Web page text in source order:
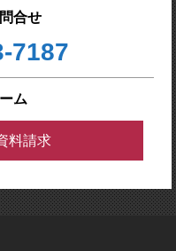
合せ
7187
ム
料請求